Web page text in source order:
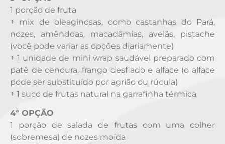
1 porção de fruta
+ mix de oleaginosas, como castanhas do Pará,
nozes, amêndoas, macadâmias, avelãs, pistache
(você pode variar as opções diariamente)
+ 1 unidade de mini wrap saudável preparado com
patê de cenoura, frango desfiado e alface (o alface
pode ser substituído por agrião ou rúcula)
+ 1 suco de frutas natural na garrafinha térmica
4ª OPÇÃO
1 porção de salada de frutas com uma colher
(sobremesa) de nozes moída